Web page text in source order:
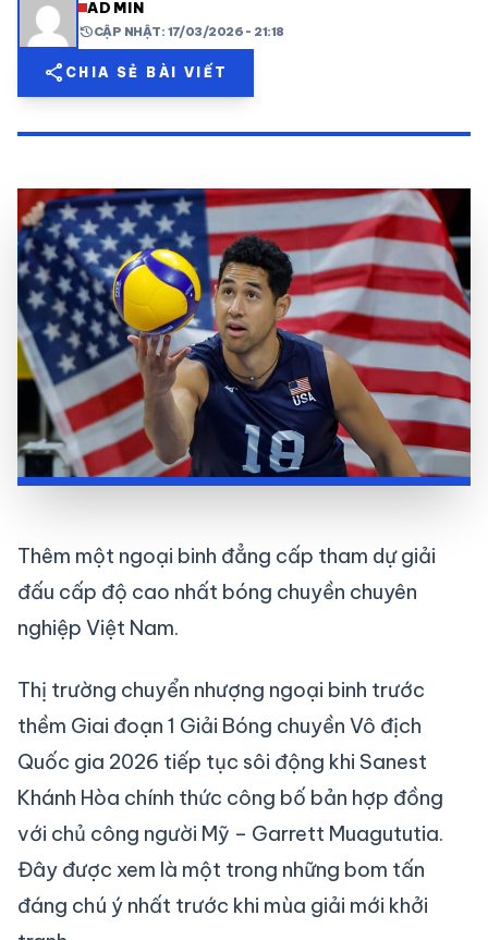
share mail
ADMIN
historyCẬP NHẬT: 17/03/2026 - 21:18
share CHIA SẺ BÀI VIẾT
Thêm một ngoại binh đẳng cấp tham dự giải
đấu cấp độ cao nhất bóng chuyền chuyên
nghiệp Việt Nam.
Thị trường chuyển nhượng ngoại binh trước
thềm Giai đoạn 1 Giải Bóng chuyền Vô địch
Quốc gia 2026 tiếp tục sôi động khi Sanest
Khánh Hòa chính thức công bố bản hợp đồng
với chủ công người Mỹ – Garrett Muagututia.
Đây được xem là một trong những bom tấn
đáng chú ý nhất trước khi mùa giải mới khởi